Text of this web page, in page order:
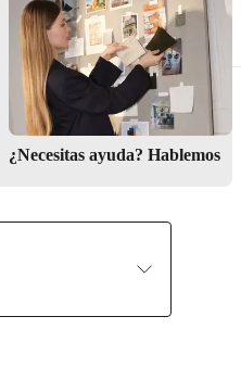
¿Necesitas ayuda? Hablemos